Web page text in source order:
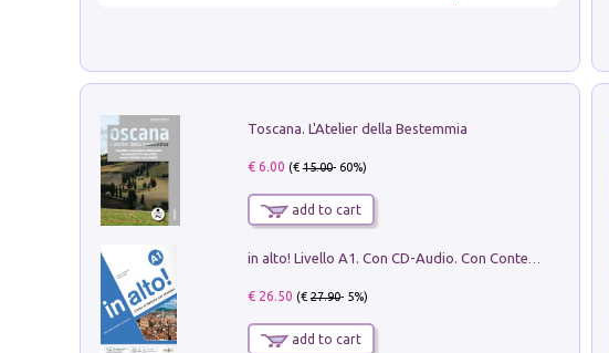
Toscana. L'Atelier della Bestemmia
€ 6.00 (€15.00- 60%)
add to cart
€ 26.50 (€27.90- 5%)
add to cart